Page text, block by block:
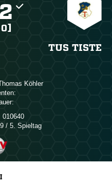

TUS TISTE

010640
/ 5. Spieltag